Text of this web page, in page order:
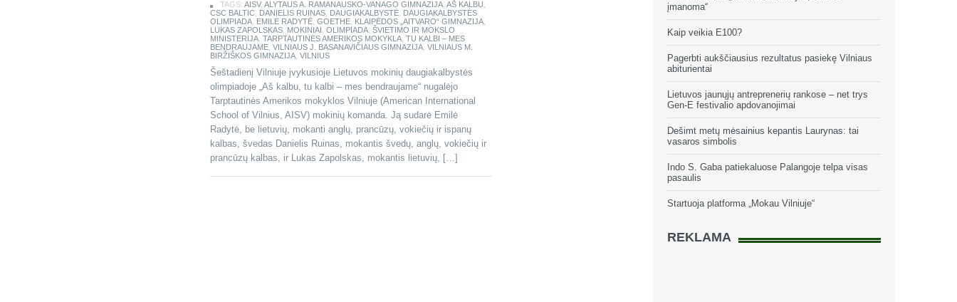
TAGS: AISV, ALYTAUS A. RAMANAUSKO-VANAGO GIMNAZIJA, AŠ KALBU
CSC BALTIC, DANIELIS RUINAS, DAUGIAKALBYSTĖ, DAUGIAKALBYSTĖS
OLIMPIADA, EMILĖ RADYTĖ, GOETHE, KLAIPĖDOS „AITVARO“ GIMNAZIJA,
LUKAS ZAPOLSKAS, MOKINIAI OLIMPIADA, ŠVIETIMO IR MOKSLO
MINISTERIJA, TARPTAUTINĖS AMERIKOS MOKYKLA, TU KALBI – MES
BENDRAUJAME, VILNIAUS J. BASANAVIČIAUS GIMNAZIJA, VILNIAUS M.
BIRŽIŠKOS GIMNAZIJA, VILNIUS
Šeštadienį Vilniuje įvykusioje Lietuvos mokinių daugiakalbystės
olimpiadoje „Aš kalbu, tu kalbi – mes bendraujame“ nugalėjo
Tarptautinės Amerikos mokyklos Vilniuje (American International
School of Vilnius, AISV) mokinių komanda. Ją sudarė Emilė
Radytė, be lietuvių, mokanti anglų, prancūzų, vokiečių ir ispanų
kalbas, švedas Danielis Ruinas, mokantis švedų, anglų, vokiečių ir
prancūzų kalbas, ir Lukas Zapolskas, mokantis lietuvių, […]
įmanoma“
Kaip veikia E100?
Pagerbti aukščiausius rezultatus pasiekę Vilniaus
abiturientai
Lietuvos jaunųjų antreprenerių rankose – net trys
Gen-E festivalio apdovanojimai
Dešimt metų mėsainius kepantis Laurynas: tai
vasaros simbolis
Indo S. Gaba patiekaluose Palangoje telpa visas
pasaulis
Startuoja platforma „Mokau Vilniuje“
REKLAMA